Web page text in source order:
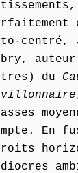
centré,
du
En